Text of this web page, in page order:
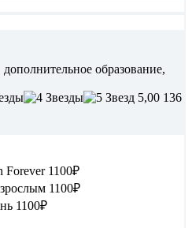
образование,
5,00 136
Forever 1100₽
1100₽
1100₽